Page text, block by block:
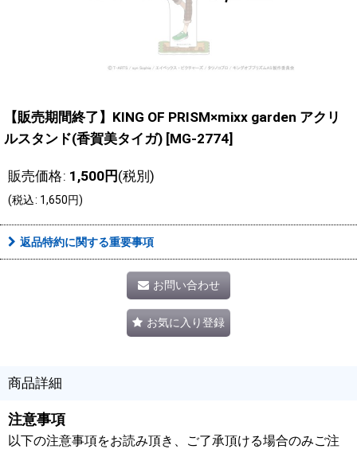
【販売期間終了】KING OF PRISM×mixx garden アクリ
ルスタンド(香賀美タイガ) [MG-2774]
販売価格: 1,500円 (税別)
(税込: 1,650円)
返品特約に関する重要事項
お問い合わせ
お気に入り登録
商品詳細
注意事項
以下の注意事項をお読み頂き、ご了承頂ける場合のみご注